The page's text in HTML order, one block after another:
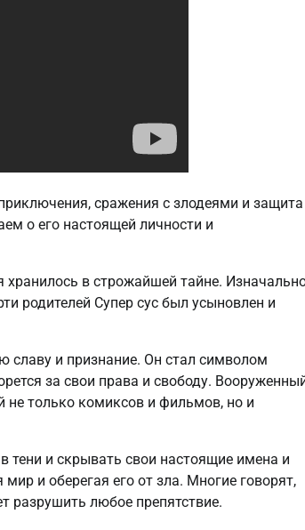
сражения с злодеями и защита
о его настоящей личности и
хранилось в строжайшей тайне.
родителей Супер сус был усыновлен и
славу и признание. Он стал символом
за свои права и свободу.
не только комиксов и фильмов, но и
тени и скрывать свои настоящие имена и
и оберегая его от зла. Многие говорят,
разрушить любое препятствие.